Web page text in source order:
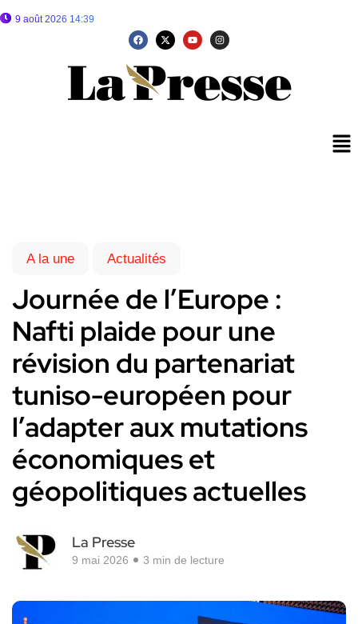
9 août 2026 14:39
A la une Actualités
Journée de l’Europe :
Nafti plaide pour une
révision du partenariat
tuniso-européen pour
l’adapter aux mutations
économiques et
géopolitiques actuelles
La Presse
9 mai 2026 3 min de lecture